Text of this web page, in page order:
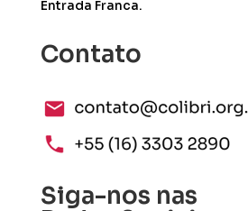
Entrada Franca.
Contato
Siga-nos nas